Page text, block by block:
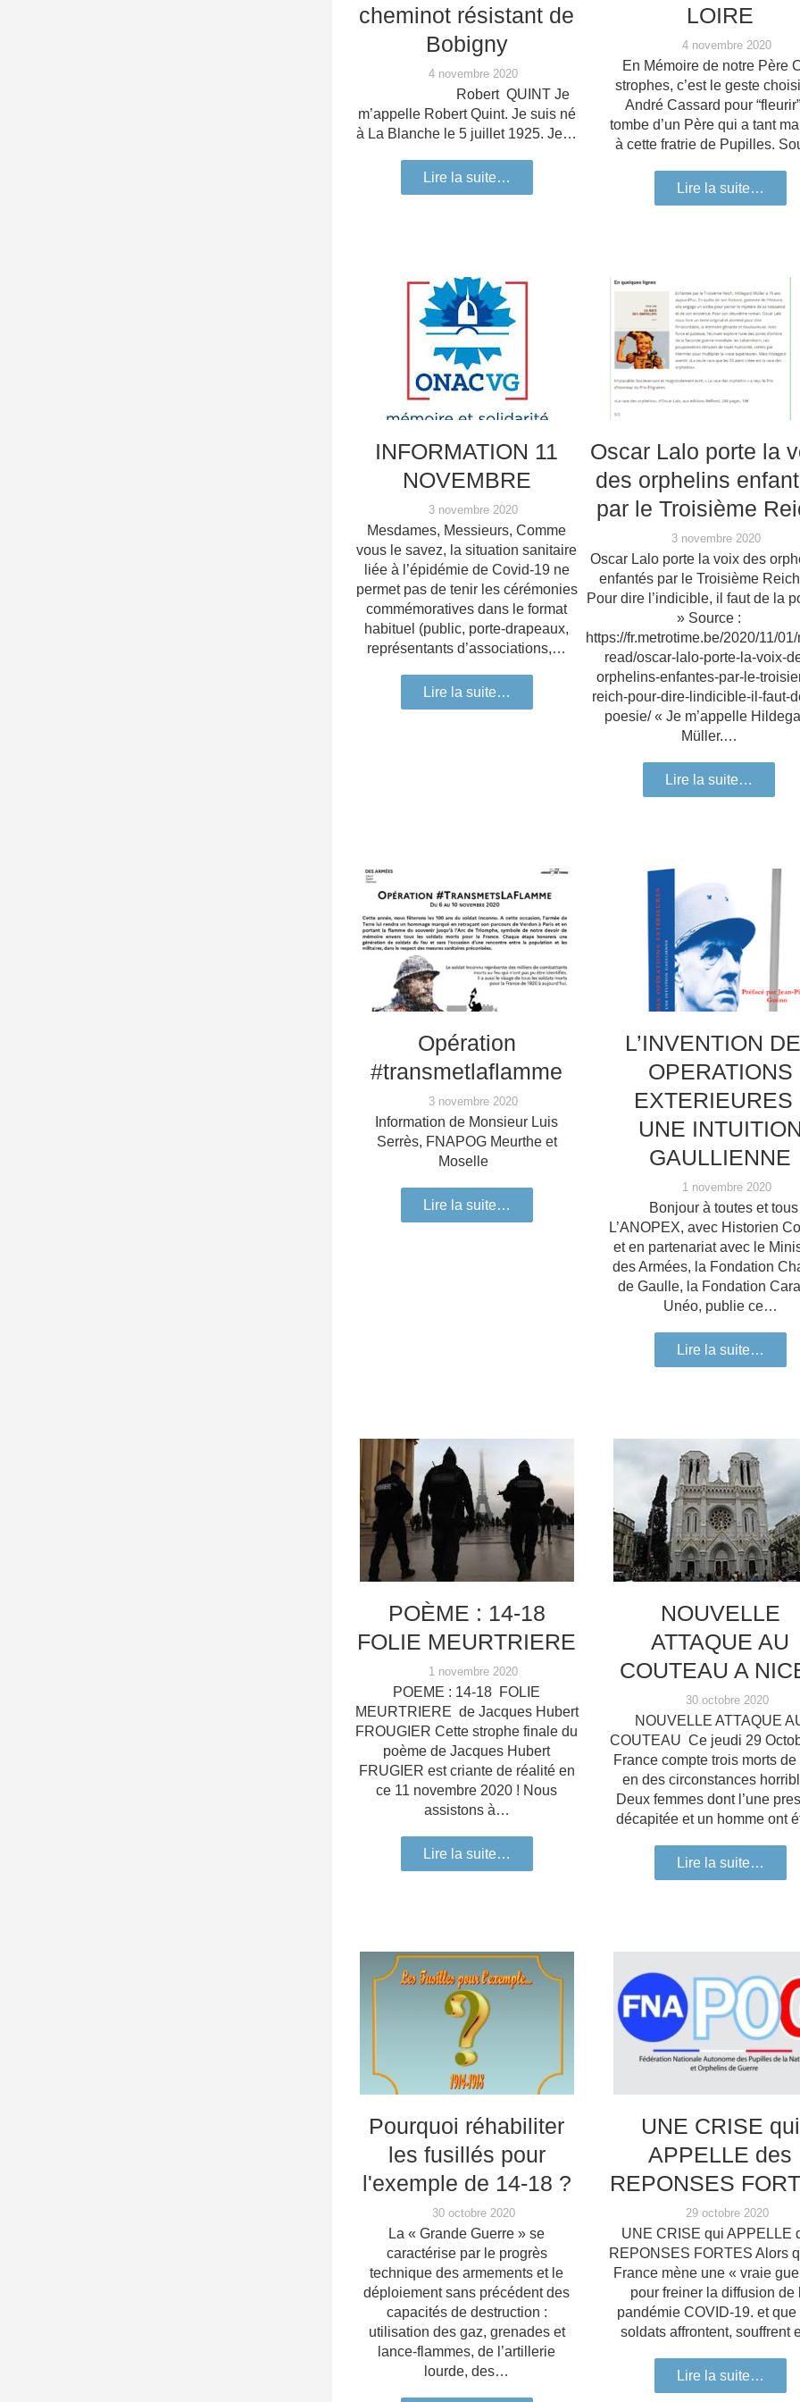
cheminot résistant de
Bobigny
4 novembre 2020
Robert QUINT Je
m’appelle Robert Quint. Je suis né
à La Blanche le 5 juillet 1925. Je…
Lire la suite…
LOIRE
4 novembre 2020
En Mémoire de notre Père
strophes, c’est le geste
André Cassard​ pour
tombe d’un Père qui a tant
à cette fratrie de Pupilles.
Lire la suite…
INFORMATION 11
NOVEMBRE
3 novembre 2020
Mesdames, Messieurs, Comme
vous le savez, la situation sanitaire
liée à l’épidémie de Covid-19 ne
permet pas de tenir les cérémonies
commémoratives dans le format
habituel (public, porte-drapeaux,
représentants d’associations,…
Lire la suite…
Oscar Lalo porte la
des orphelins
par le Troisième
3 novembre 2020
Oscar Lalo porte la voix des
enfantés par le Troisième
Pour dire l’indicible, il faut de la
» Source :
https://fr.metrotime.be/2020/11/
read/oscar-lalo-porte-la-voix-
orphelins-enfantes-par-le-
reich-pour-dire-lindicible-il-faut-
poesie/ « Je m’appelle
Müller.…
Lire la suite…
Opération
#transmetlaflamme
3 novembre 2020
Information de Monsieur Luis
Serrès, FNAPOG Meurthe et
Moselle
Lire la suite…
L’INVENTION
OPERATIONS
EXTERIEURES
UNE INTUITION
GAULLIENNE
1 novembre 2020
Bonjour à toutes et tous
L’ANOPEX, avec Historien
et en partenariat avec le
des Armées, la Fondation
de Gaulle, la Fondation
Unéo, publie ce…
Lire la suite…
POÈME : 14-18
FOLIE MEURTRIERE
1 novembre 2020
POEME : 14-18 FOLIE
MEURTRIERE de Jacques Hubert
FROUGIER Cette strophe finale du
poème de Jacques Hubert
FRUGIER est criante de réalité en
ce 11 novembre 2020 ! Nous
assistons à…
Lire la suite…
NOUVELLE
ATTAQUE AU
COUTEAU A
30 octobre 2020
NOUVELLE ATTAQUE
COUTEAU Ce jeudi 29
France compte trois morts
en des circonstances
Deux femmes dont l’une
décapitée et un homme ont
Lire la suite…
Pourquoi réhabiliter
les fusillés pour
l'exemple de 14-18 ?
30 octobre 2020
La « Grande Guerre » se
caractérise par le progrès
technique des armements et le
déploiement sans précédent des
capacités de destruction :
utilisation des gaz, grenades et
lance-flammes, de l’artillerie
lourde, des…
UNE CRISE qui
APPELLE des
REPONSES
29 octobre 2020
UNE CRISE qui APPELLE
REPONSES FORTES Alors
France mène une « vraie
pour freiner la diffusion de
pandémie COVID-19. et que
soldats affrontent, souffrent
Lire la suite…